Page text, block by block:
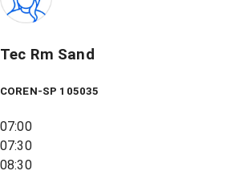
Tec Rm Sand
COREN-SP 105035
07:00
07:30
08:30